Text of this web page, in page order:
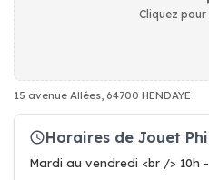
Cliquez
15 avenue Allées, 64700 HENDAYE
Horaires de Jouet
Mardi au vendredi <br /> 10h